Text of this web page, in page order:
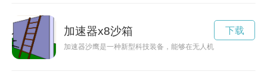
加速器x8沙箱
加速器沙鹰是一种新型科技装备，能够在无人机的基础上进行
下载